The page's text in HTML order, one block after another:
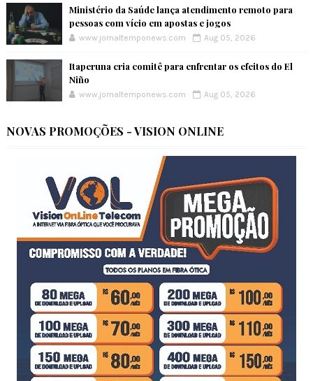
Ministério da Saúde lança atendimento remoto para
pessoas com vício em apostas e jogos
www.jornaltemponews.com Aug 05, 2026
Itaperuna cria comitê para enfrentar os efeitos do El
Niño
www.jornaltemponews.com Aug 05, 2026
NOVAS PROMOÇÕES - VISION ONLINE